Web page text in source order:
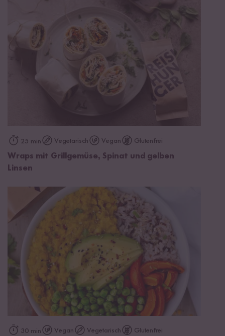
25 min Vegetarisch Vegan Glutenfrei
Wraps mit Grillgemüse, Spinat und gelben
Linsen
30 min Vegan Vegetarisch Glutenfrei